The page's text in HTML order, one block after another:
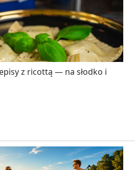
z ricottą — na słodko i